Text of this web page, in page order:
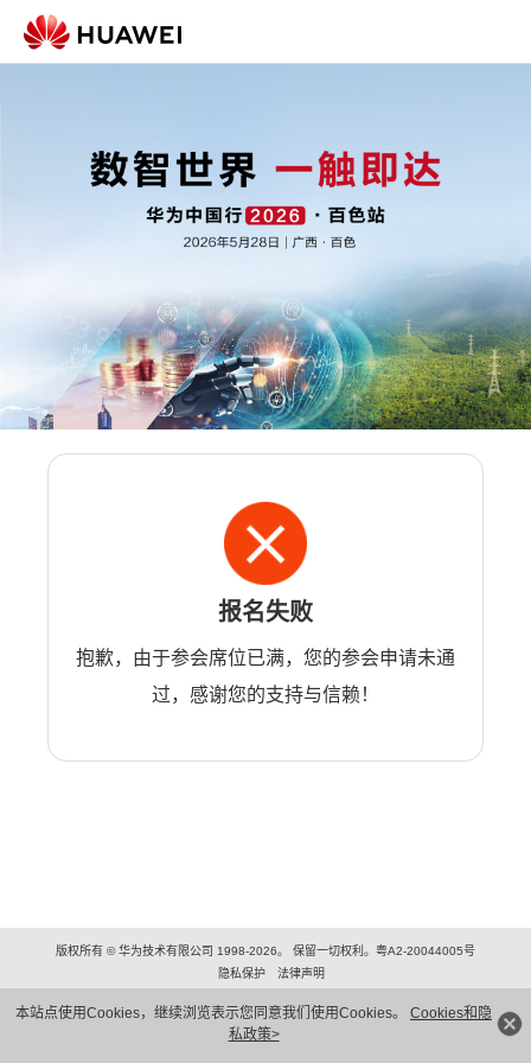
本站点使用Cookies，继续浏览表示您同意我们使用Cookies。 Cookies和隐
私政策>
报名失败
抱歉，由于参会席位已满，您的参会申请未通
过，感谢您的支持与信赖！
版权所有 © 华为技术有限公司 1998-2026。 保留一切权利。粤A2-20044005号
隐私保护
法律声明